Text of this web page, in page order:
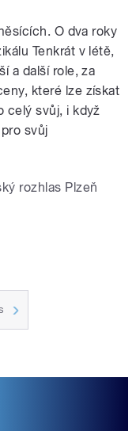
O dva roky
Tenkrát v létě,
a další role, za
které lze získat
celý svůj, i když
svůj
rozhlas Plzeň